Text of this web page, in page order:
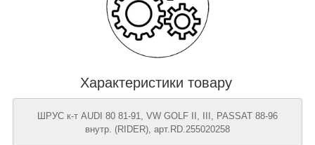
Характеристики товару
ШРУС к-т AUDI 80 81-91, VW GOLF II, III, PASSAT 88-96
внутр. (RIDER), арт.RD.255020258